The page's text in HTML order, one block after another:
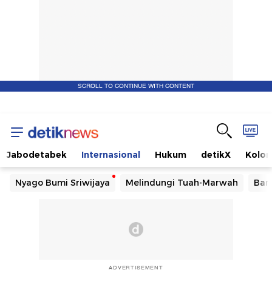
SCROLL TO CONTINUE WITH CONTENT
Jabodetabek Internasional Hukum detikX
Nyago Bumi Sriwijaya Melindungi Tuah-Marwah
ADVERTISEMENT